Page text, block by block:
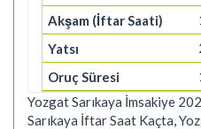
Yozgat Sarıkaya İmsakiye
Sarıkaya İftar Saat Kaçta,